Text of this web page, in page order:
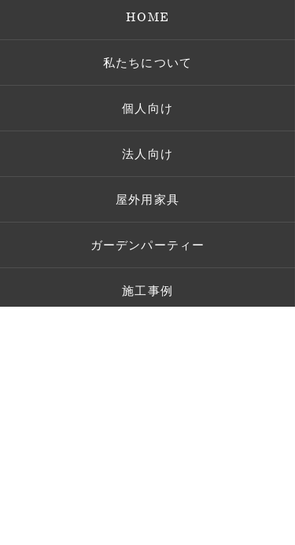
HOME
私たちについて
個人向け
法人向け
屋外用家具
ガーデンパーティー
施工事例